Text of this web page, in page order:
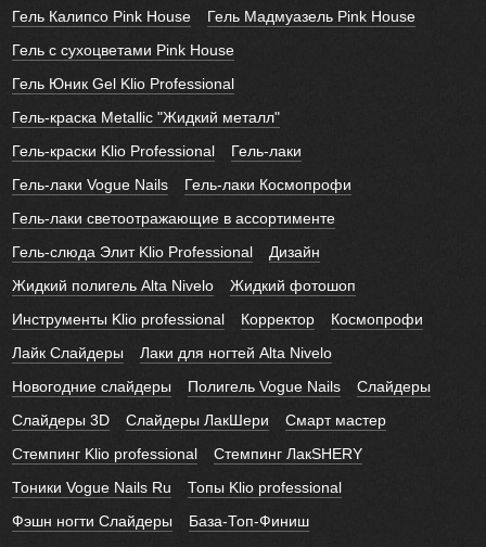
Гель Калипсо Pink House
Гель Мадмуазель Pink House
Гель с сухоцветами Pink House
Гель Юник Gel Klio Professional
Гель-краска Metallic "Жидкий металл"
Гель-краски Klio Professional
Гель-лаки
Гель-лаки Vogue Nails
Гель-лаки Космопрофи
Гель-лаки светоотражающие в ассортименте
Гель-слюда Элит Klio Professional
Дизайн
Жидкий полигель Alta Nivelo
Жидкий фотошоп
Инструменты Klio professional
Корректор
Космопрофи
Лайк Слайдеры
Лаки для ногтей Alta Nivelo
Новогодние слайдеры
Полигель Vogue Nails
Слайдеры
Слайдеры 3D
Слайдеры ЛакШери
Смарт мастер
Стемпинг Klio professional
Стемпинг ЛакSHERY
Тоники Vogue Nails Ru
Топы Klio professional
Фэшн ногти Слайдеры
База-Топ-Финиш